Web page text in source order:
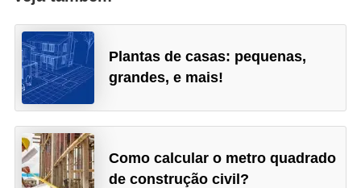
Plantas de casas: pequenas,
grandes, e mais!
Como calcular o metro quadrado
de construção civil?